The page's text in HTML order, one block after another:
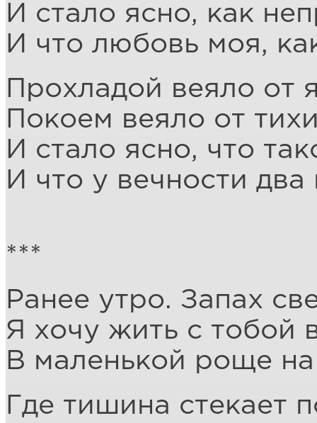
И стало ясно, как
И что любовь моя,
Прохладой веяло от
Покоем веяло от
И стало ясно, что
И что у вечности
***
Ранее утро. Запах
Я хочу жить с тобой
В маленькой роще на
Где тишина стекает